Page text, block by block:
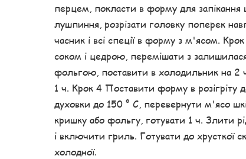
перцем, покласти в форму для
лушпиння, розрізати головку поперек
часник і всі спеції в форму з м'ясом.
соком і цедрою, перемішати з
фольгою, поставити в холодильник на 2
1 ч. Крок 4 Поставити форму в
духовки до 150 ° С, перевернути м'ясо
кришку або фольгу, готувати 1 ч. Злити
і включити гриль. Готувати до хрусткої
холодної.